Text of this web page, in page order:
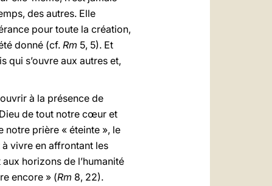
des autres. Elle
pour toute la création,
donné (cf. Rm 5, 5). Et
qui s’ouvre aux autres et,
à la présence de
de tout notre cœur et
notre prière « éteinte », le
vivre en affrontant les
horizons de l’humanité
encore » (Rm 8, 22).